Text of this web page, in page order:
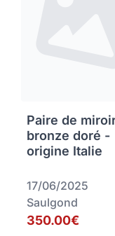
Paire de
bronze doré -
origine Italie
17/06/2025
Saulgond
350.00€